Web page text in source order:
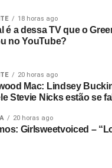
de Foot –
que parece um doce
também na viagem
deathless, no
(cuja letra absolutamente
dançando ao redor do
o ritmo”) e no
eletronificado e
18 horas ago
é a dessa TV que o
no YouTube?
20 horas ago
Mac: Lindsey
Stevie Nicks estão se
20 horas ago
Girlsweetvoiced –